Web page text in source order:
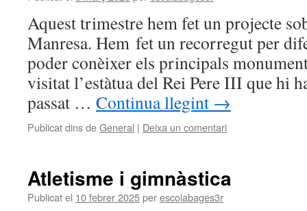
Aquest trimestre hem fet un projecte
Manresa. Hem fet un recorregut per
poder conèixer els principals
visitat l’estàtua del Rei Pere III que hi
passat … Continua llegint →
Publicat dins deGeneral | Deixa un comentari
Atletisme i gimnàstica
Publicat el 10 febrer 2025perescolabages3r